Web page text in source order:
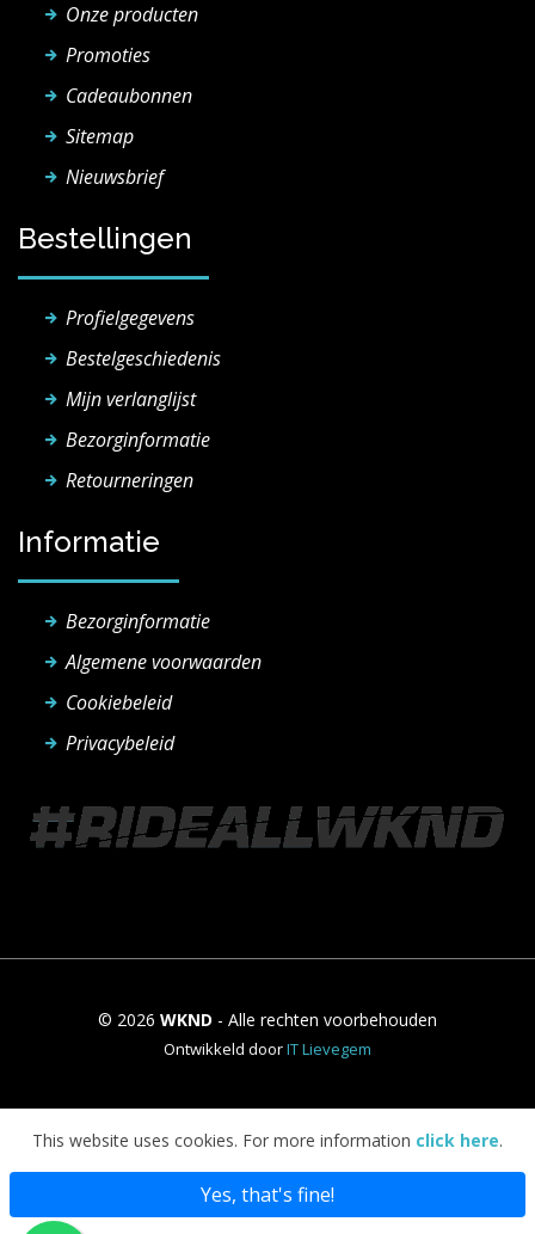
Onze producten
Promoties
Cadeaubonnen
Sitemap
Nieuwsbrief
Bestellingen
Profielgegevens
Bestelgeschiedenis
Mijn verlanglijst
Bezorginformatie
Retourneringen
Informatie
Bezorginformatie
Algemene voorwaarden
Cookiebeleid
Privacybeleid
© 2026 WKND - Alle rechten voorbehouden
Ontwikkeld doorIT Lievegem
This website uses cookies. For more information click here.
Yes, that's fine!